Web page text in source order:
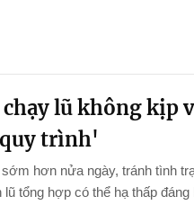
lũ không kịp
trình'
hơn nửa ngày, tránh tình
tổng hợp có thể hạ thấp đáng